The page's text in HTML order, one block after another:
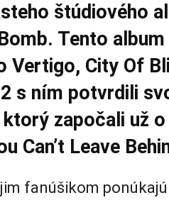
štúdiového
Tento
Vertigo, City Of
s ním potvrdili
započali už
Can’t Leave
fanúšikom